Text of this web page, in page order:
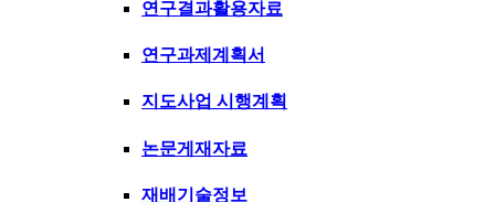
연구결과활용자료
연구과제계획서
지도사업 시행계획
논문게재자료
재배기술정보